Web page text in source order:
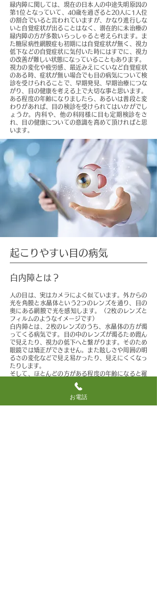
緑内障に関しては、現在の日本人の中途失明原因の
第1位となっていて、40歳を過ぎると20人に1人位
の割合でいると言われていますが、かなり進行しな
いと自覚症状が出ることはなく、潜在的に未治療の
緑内障の方が多数いらっしゃると考えられます。ま
た糖尿病性網膜症も初期には自覚症状が無く、視力
低下などの自覚症状に気付いた時にはすでに、視力
の改善が難しい状態になっていることもあります。
視力の変化や疲労感、最近みえにくいなど自覚症状
のある時、症状が無い場合でも目の病気について検
診を受けられることで、早期発見、早期治療につな
がり、目の健康を考える上で大切な事と思います。
ある程度の年齢になりましたら、あるいは普段と変
わりがあれば、目の検診を受けられてはいかがでし
ょうか。内科や、他の科同様に目も定期検診をさ
れ、目の健康についての意識を高めて頂ければと思
います。
​起こりやすい目の病気
白内障とは？
人の目は、実はカメラによく似ています。外からの
光を角膜と水晶体という2つのレンズを通り、目の
奥にある網膜で光を感知します。（2枚のレンズと
フィルムのようなイメージです）
白内障とは、2枚のレンズのうち、水晶体の方が濁
ってくる病気です。目の中のレンズが濁るため霞ん
で見えたり、視力の低下へと繋がります。そのため
眼鏡では矯正ができません。また眩しさや周囲の明
るさの変化などで見え易かったり、見えにくくなっ
たりします。
そして、ほとんどの方がある程度の年齢になると罹
る病気でもあります。年齢的な変化としてのひとつ
であり誰にでも起こりえるのです。
手術は目の局所麻酔で行います。手術は水晶体の濁
りを超音波で取り除き、新たに人工のレンズを移植
お電話